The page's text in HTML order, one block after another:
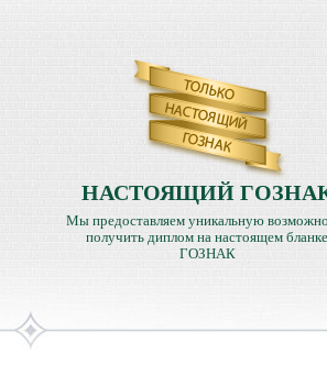
НАСТОЯЩИЙ
Мы предоставляем уникальную
получить диплом на настоящем бланке
ГОЗНАК